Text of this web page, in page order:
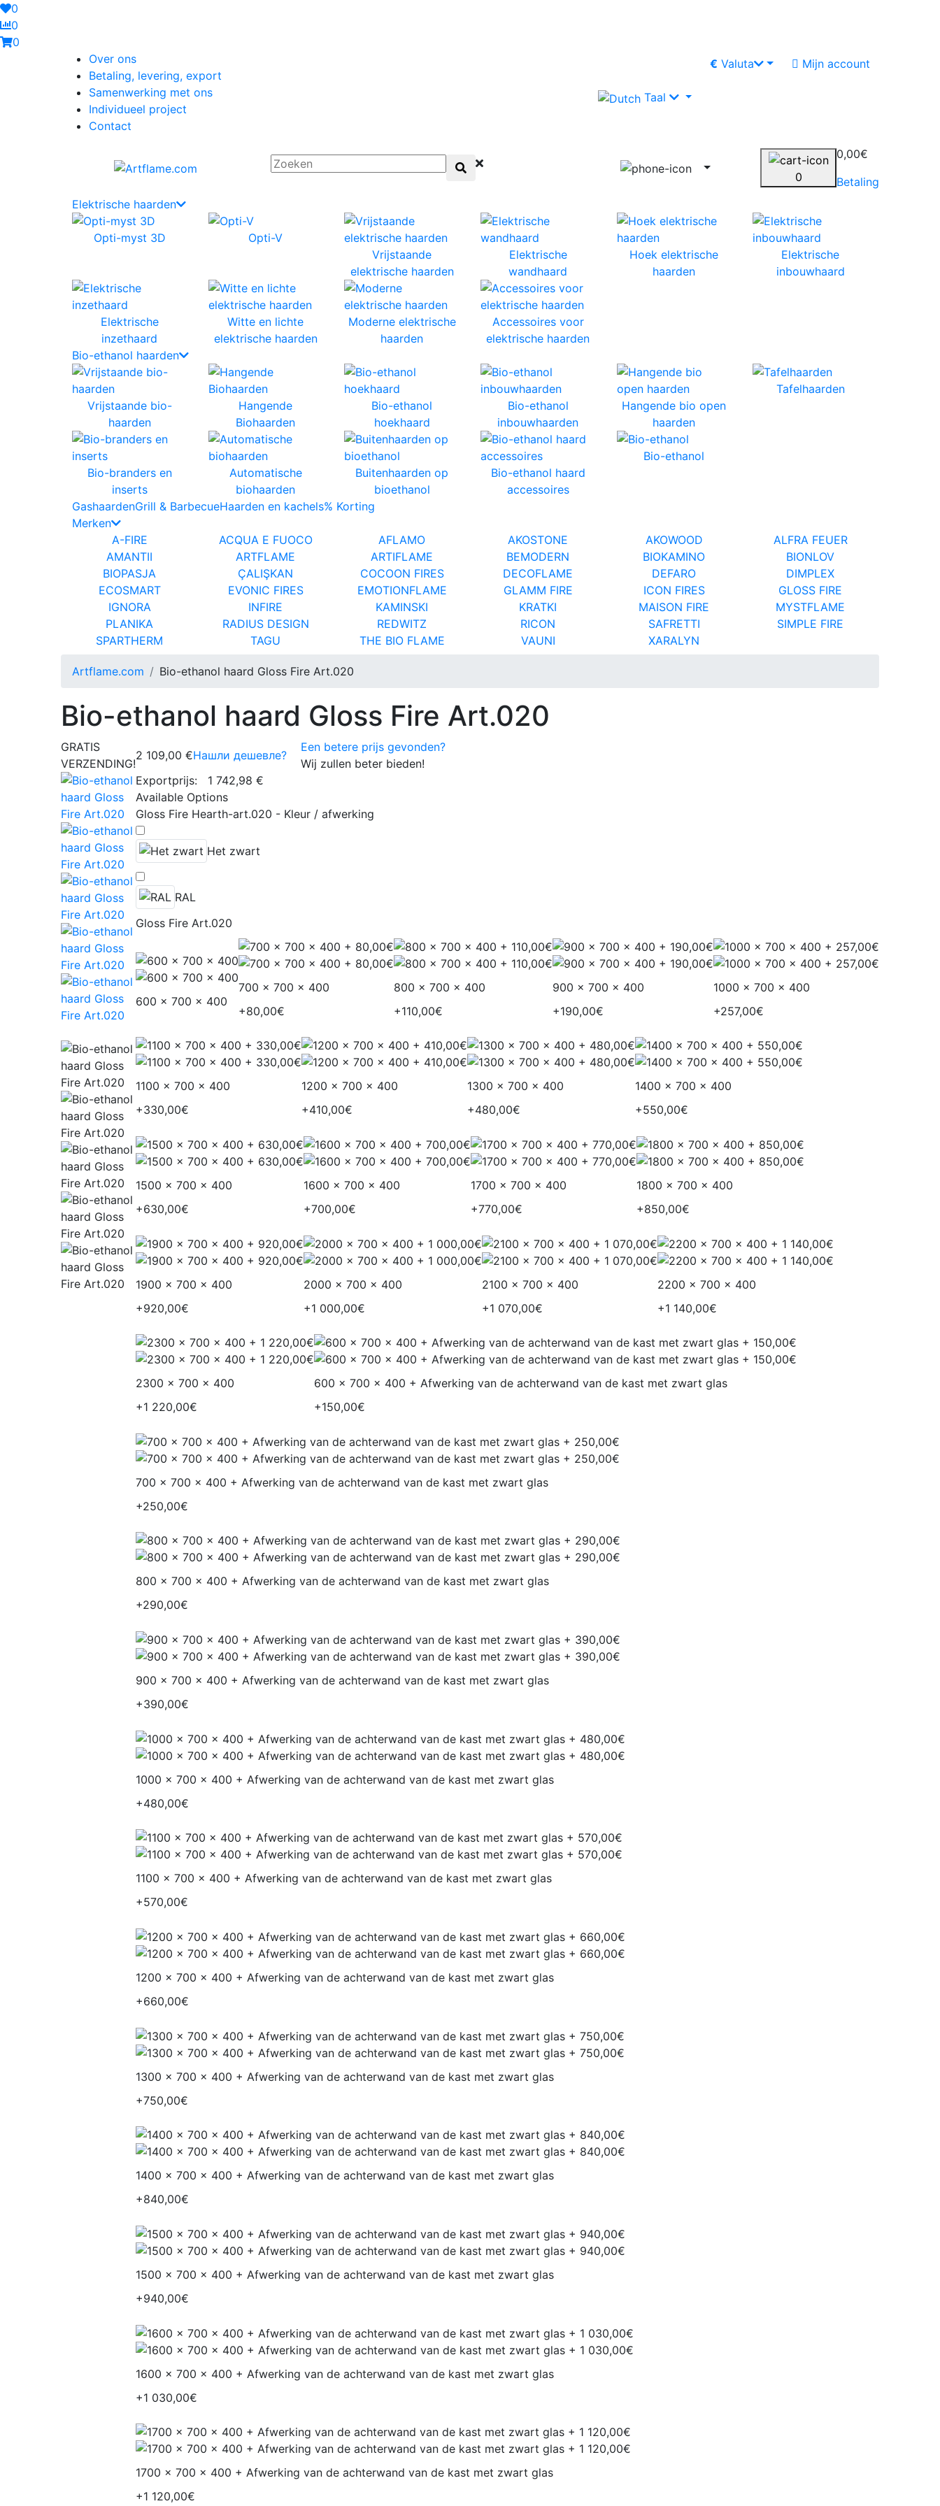
0
0
0
Over ons
Betaling, levering, export
Samenwerking met ons
Individueel project
Contact
Taal
€ Valuta Mijn account
0
0,00€
Betaling
Elektrische haarden
Opti-myst 3D
Opti-V
Vrijstaande
elektrische haarden
Elektrische
wandhaard
Hoek elektrische
haarden
Elektrische
inbouwhaard
Elektrische
inzethaard
Witte en lichte
elektrische haarden
Moderne elektrische
haarden
Accessoires voor
elektrische haarden
Bio-ethanol haarden
Vrijstaande bio-
haarden
Hangende
Biohaarden
Bio-ethanol
hoekhaard
Bio-ethanol
inbouwhaarden
Hangende bio open
haarden
Tafelhaarden
Bio-branders en
inserts
Automatische
biohaarden
Buitenhaarden op
bioethanol
Bio-ethanol haard
accessoires
Bio-ethanol
GashaardenGrill & BarbecueHaarden en kachels% Korting
Merken
A-FIRE
ACQUA E FUOCO AFLAMO AKOSTONE AKOWOOD
ALFRA FEUER
AMANTII
ARTFLAME ARTIFLAME BEMODERN BIOKAMINO
BIONLOV
BIOPASJA
ÇALIŞKAN COCOON FIRES DECOFLAME DEFARO
DIMPLEX
ECOSMART
EVONIC FIRES EMOTIONFLAME GLAMM FIRE ICON FIRES
GLOSS FIRE
IGNORA
INFIRE KAMINSKI KRATKI MAISON FIRE
MYSTFLAME
PLANIKA
RADIUS DESIGN REDWITZ RICON SAFRETTI
SIMPLE FIRE
SPARTHERM
TAGU THE BIO FLAME VAUNI XARALYN
Artflame.com Bio-ethanol haard Gloss Fire Art.020
Bio-ethanol haard Gloss Fire Art.020
GRATIS
VERZENDING!
2 109,00 €Нашли дешевле?
Een betere prijs gevonden?
Wij zullen beter bieden!
Exportprijs:
1 742,98 €
Available Options
Gloss Fire Hearth-art.020 - Kleur / afwerking
Het zwart
RAL
Gloss Fire Art.020
600 x 700 x 400
700 x 700 x 400
+80,00€
800 x 700 x 400
+110,00€
900 x 700 x 400
+190,00€
1000 x 700 x 400
+257,00€
1100 x 700 x 400
+330,00€
1200 x 700 x 400
+410,00€
1300 x 700 x 400
+480,00€
1400 x 700 x 400
+550,00€
1500 x 700 x 400
+630,00€
1600 x 700 x 400
+700,00€
1700 x 700 x 400
+770,00€
1800 x 700 x 400
+850,00€
1900 x 700 x 400
+920,00€
2000 x 700 x 400
+1 000,00€
2100 x 700 x 400
+1 070,00€
2200 x 700 x 400
+1 140,00€
2300 x 700 x 400
+1 220,00€
600 x 700 x 400 + Afwerking van de achterwand van de kast met zwart glas
+150,00€
700 x 700 x 400 + Afwerking van de achterwand van de kast met zwart glas
+250,00€
800 x 700 x 400 + Afwerking van de achterwand van de kast met zwart glas
+290,00€
900 x 700 x 400 + Afwerking van de achterwand van de kast met zwart glas
+390,00€
1000 x 700 x 400 + Afwerking van de achterwand van de kast met zwart glas
+480,00€
1100 x 700 x 400 + Afwerking van de achterwand van de kast met zwart glas
+570,00€
1200 x 700 x 400 + Afwerking van de achterwand van de kast met zwart glas
+660,00€
1300 x 700 x 400 + Afwerking van de achterwand van de kast met zwart glas
+750,00€
1400 x 700 x 400 + Afwerking van de achterwand van de kast met zwart glas
+840,00€
1500 x 700 x 400 + Afwerking van de achterwand van de kast met zwart glas
+940,00€
1600 x 700 x 400 + Afwerking van de achterwand van de kast met zwart glas
+1 030,00€
1700 x 700 x 400 + Afwerking van de achterwand van de kast met zwart glas
+1 120,00€